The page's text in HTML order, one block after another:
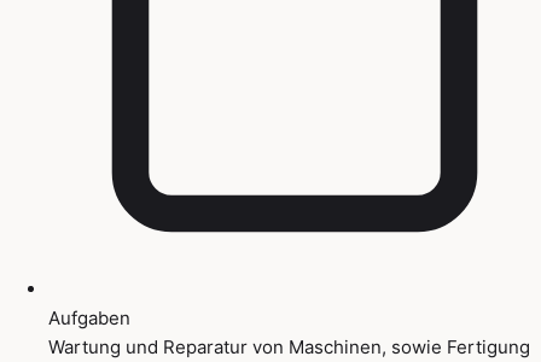
Aufgaben
Wartung und Reparatur von Maschinen, sowie Fertigung